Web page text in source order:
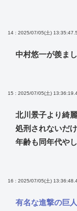
14 : 2025/07/05(土)
中村悠一が羨ま
15 : 2025/07/05(土)
北川景子より綺
処刑されないだ
年齢も同年代やし
16 : 2025/07/05(土)
有名な進撃の巨